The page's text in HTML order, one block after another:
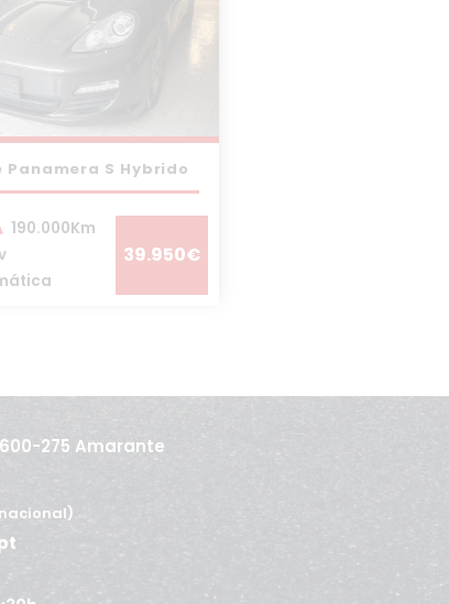
Panamera S Hybrido
190.000Km
39.950€
275 Amarante